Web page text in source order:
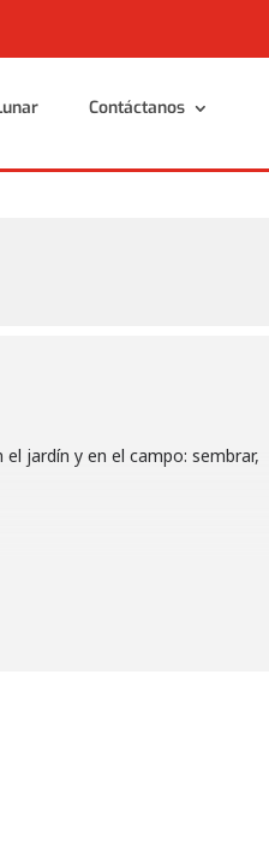
Contáctanos
Contáctanos
jardín y en el campo: sembrar,